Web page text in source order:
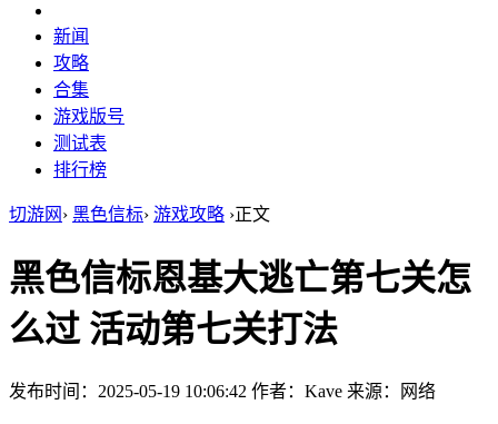
新闻
攻略
合集
游戏版号
测试表
排行榜
切游网 › 黑色信标› 游戏攻略 ›正文
黑色信标恩基大逃亡第七关怎
么过 活动第七关打法
发布时间：2025-05-19 10:06:42 作者：Kave 来源：网络